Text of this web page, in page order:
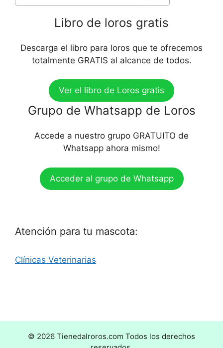
Libro de loros gratis
Descarga el libro para loros que te ofrecemos
totalmente GRATIS al alcance de todos.
Ver el libro de Loros gratis
Grupo de Whatsapp de Loros
Accede a nuestro grupo GRATUITO de
Whatsapp ahora mismo!
Acceder al grupo de Whatsapp
Atención para tu mascota:
Clínicas Veterinarias
© 2026 Tienedalroros.com Todos los derechos